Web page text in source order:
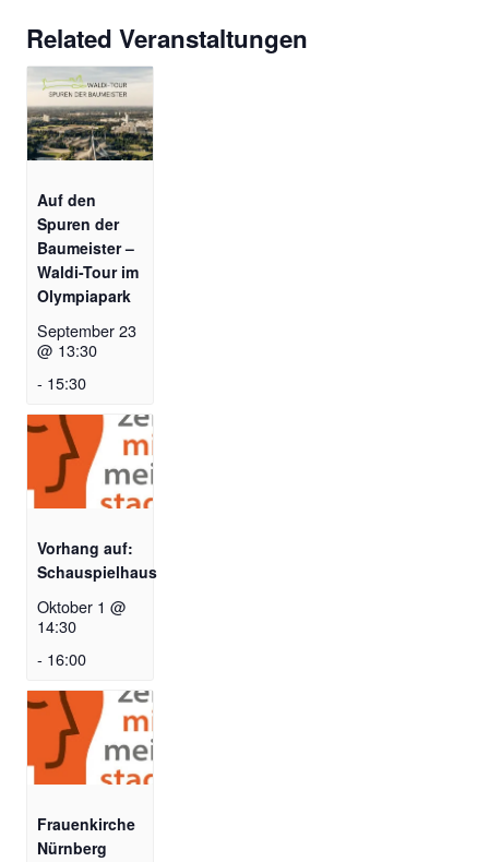
Related Veranstaltungen
Auf den
Spuren der
Baumeister –
Waldi-Tour im
Olympiapark
September 23
@ 13:30
- 15:30
Vorhang auf:
Schauspielhaus
Oktober 1 @
14:30
- 16:00
Frauenkirche
Nürnberg